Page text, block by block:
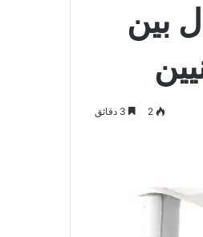
بين
2